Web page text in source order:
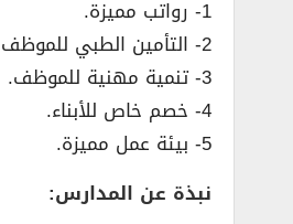
1- رواتب مميزة.
2- التأمين الطبي للموظف وعائلته.
3- تنمية مهنية للموظف.
4- خصم خاص للأبناء.
5- بيئة عمل مميزة.
نبذة عن المدارس: